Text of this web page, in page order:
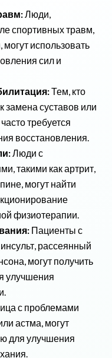
Люди,
спортивных травм,
использовать
сил и
Тем, кто
замена суставов или
требуется
восстановления.
Люди с
такими как артрит,
могут найти
физиотерапии.
Пациенты с
рассеянный
могут получить
улучшения
с проблемами
астма, могут
для улучшения